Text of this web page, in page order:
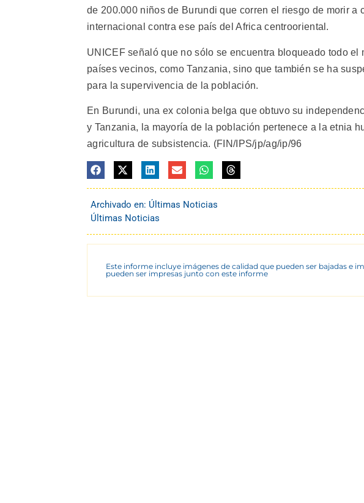
de 200.000 niños de Burundi que corren el riesgo de morir a
internacional contra ese país del Africa centrooriental.
UNICEF señaló que no sólo se encuentra bloqueado todo
países vecinos, como Tanzania, sino que también se ha
para la supervivencia de la población.
En Burundi, una ex colonia belga que obtuvo su
y Tanzania, la mayoría de la población pertenece a la etnia
agricultura de subsistencia. (FIN/IPS/jp/ag/ip/96
Archivado en: Últimas Noticias
Últimas Noticias
Este informe incluye imágenes de calidad que pueden ser bajadas e
pueden ser impresas junto con este informe